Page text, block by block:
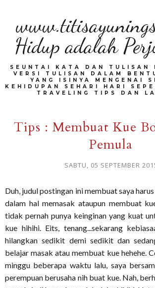
Hidup adalah
SEUNTAI KATA DAN TULISAN
VERSI TULISAN DALAM
YANG ISINYA MENGENAI
KEHIDUPAN SEHARI HARI
TRAVELING TIPS DAN
Tips : Membuat Kue
Pemula
SABTU, 05 SEPTEMBER
Duh, judul postingan ini membuat saya
dalam hal memasak ataupun membuat
tidak pernah punya keinginan yang kuat
kue hihihi. Eits, tenang...sekarang
hilangkan sedikit demi sedikit dan
belajar masak atau membuat kue hehehe.
minggu beberapa waktu lalu, saya
perempuan berusaha nih buat kue. Nah,